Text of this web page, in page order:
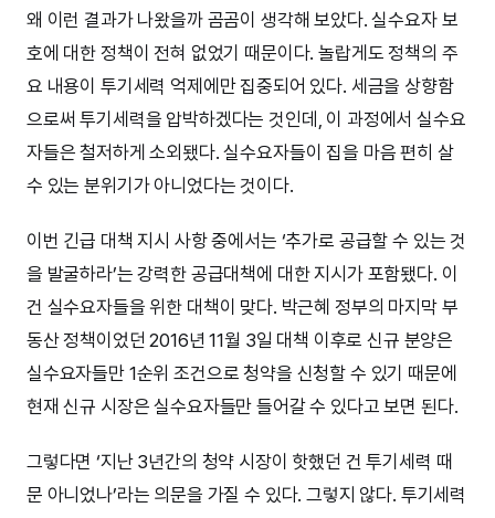
왜 이런 결과가 나왔을까 곰곰이 생각해 보았다. 실수요자 보
호에 대한 정책이 전혀 없었기 때문이다. 놀랍게도 정책의 주
요 내용이 투기세력 억제에만 집중되어 있다. 세금을 상향함
으로써 투기세력을 압박하겠다는 것인데, 이 과정에서 실수요
자들은 철저하게 소외됐다. 실수요자들이 집을 마음 편히 살
수 있는 분위기가 아니었다는 것이다.
이번 긴급 대책 지시 사항 중에서는 ‘추가로 공급할 수 있는 것
을 발굴하라’는 강력한 공급대책에 대한 지시가 포함됐다. 이
건 실수요자들을 위한 대책이 맞다. 박근혜 정부의 마지막 부
동산 정책이었던 2016년 11월 3일 대책 이후로 신규 분양은
실수요자들만 1순위 조건으로 청약을 신청할 수 있기 때문에
현재 신규 시장은 실수요자들만 들어갈 수 있다고 보면 된다.
그렇다면 ‘지난 3년간의 청약 시장이 핫했던 건 투기세력 때
문 아니었나’라는 의문을 가질 수 있다. 그렇지 않다. 투기세력